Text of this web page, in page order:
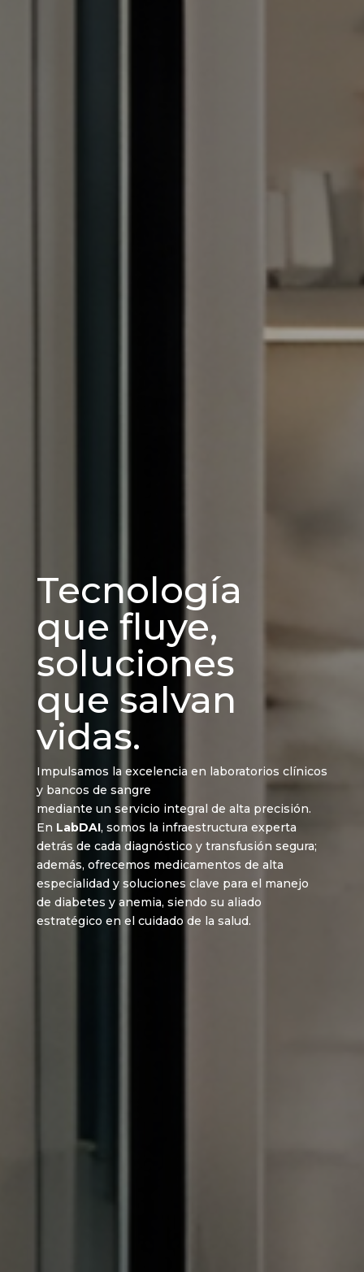
Tecnología
que fluye,
soluciones
que salvan
vidas.
Impulsamos la excelencia en laboratorios clínicos
y bancos de sangre
mediante un servicio integral de alta precisión.
En LabDAI, somos la infraestructura experta
detrás de cada diagnóstico y transfusión segura;
además, ofrecemos medicamentos de alta
especialidad y soluciones clave para el manejo
de diabetes y anemia, siendo su aliado
estratégico en el cuidado de la salud.